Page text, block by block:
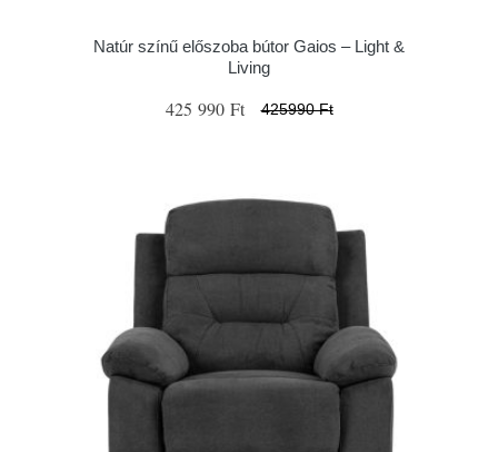
Natúr színű előszoba bútor Gaios – Light &
Living
425 990 Ft 425990 Ft